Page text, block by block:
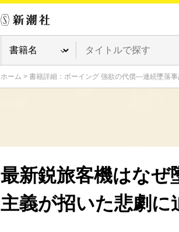
ホーム > 書籍詳細：ボーイング 強欲の代償―連続墜落
最新鋭旅客機はな
主義が招いた悲劇に